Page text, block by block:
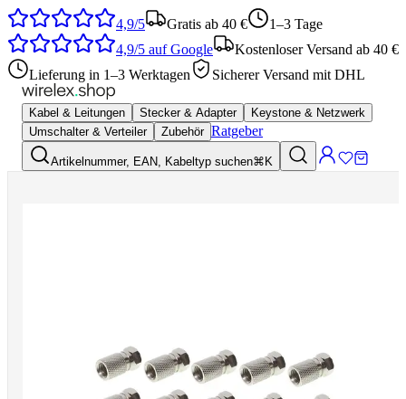
4,9/5 Gratis ab 40 €
1–3 Tage
4,9/5 auf Google
Kostenloser Versand ab 40 €
Lieferung in 1–3 Werktagen
Sicherer Versand mit DHL
Kabel & Leitungen Stecker & Adapter
Keystone & Netzwerk
Umschalter & Verteiler
Zubehör Ratgeber
Artikelnummer, EAN, Kabeltyp suchen⌘K